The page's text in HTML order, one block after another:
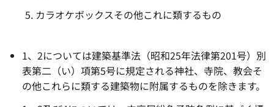
カラオケボックスその他これに類するもの
1、2については建築基準法（昭和25年法律第201号）別
表第二（い）項第5号に規定される神社、寺院、教会そ
の他これらに類する建築物に附属するものを除きます。